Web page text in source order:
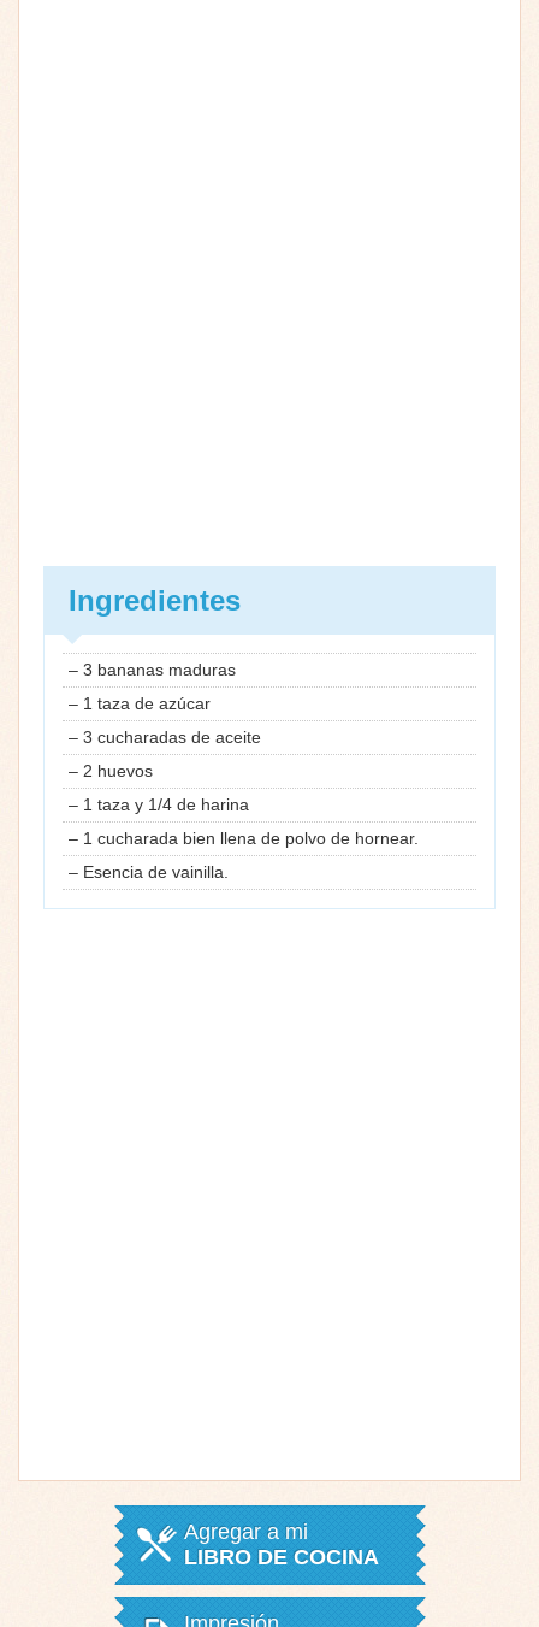
Ingredientes
– 3 bananas maduras
– 1 taza de azúcar
– 3 cucharadas de aceite
– 2 huevos
– 1 taza y 1/4 de harina
– 1 cucharada bien llena de polvo de hornear.
– Esencia de vainilla.
Agregar a mi
LIBRO DE COCINA